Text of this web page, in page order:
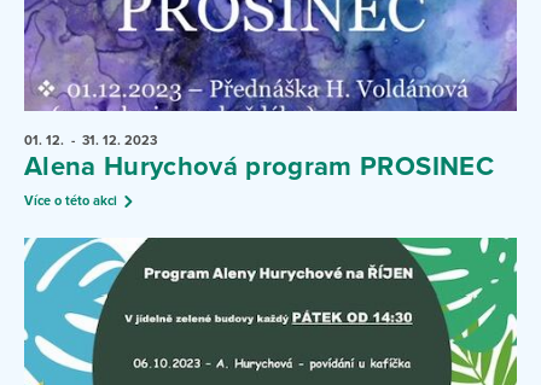
01. 12. - 31. 12. 2023
Alena Hurychová program PROSINEC
Více o této akci